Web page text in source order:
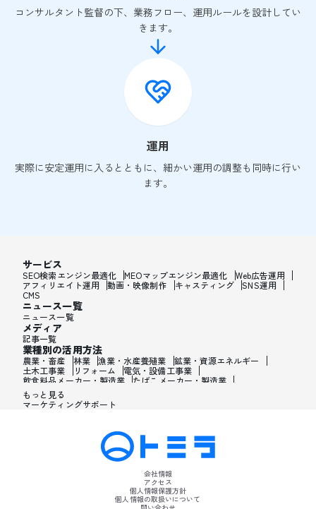
コンサルタント監督の下、業務フロー、運用ルールを設計してい
きます。
運用
実際に安定運用に入るとともに、細かい運用の調整も同時に行い
ます。
サービス
SEO検索エンジン最適化 MEOマップエンジン最適化
Web広告運用
アフィリエイト運用
動画・映像制作 キャスティング
SNS運用
CMS
ニュース一覧
ニュース一覧
メディア
記事一覧
業種別の活用方法
農業・畜産 林業 漁業・水産養殖業
鉱業・資源エネルギー
土木工事業
リフォーム
電気・設備工事業
飲食料品メーカー・製造業
たばこメーカー・製造業
飼料・ペットフードメーカー・製造業
木材・建材メーカー・製造業
家具・オフィス用品メーカー・製造業
印刷・製本・印刷加工メーカー・製造業
医薬品メーカー・製造業
化粧品メーカー・製造業
香水メーカー・製造業
シャンプー・リンスメーカー・製造業
ワックス・整髪料・薄毛薬メーカー・製造業
歯磨き粉・日焼け止め・髭剃り用化粧品メーカー・製造業
石油・ゴム・プラスチックメーカー・製造業
皮革製造・皮革品メーカー・製造業
ガラス・炭素・コンクリート・陶磁器メーカー・製造業
もっと見る
マーケティングサポート
会社情報
アクセス
個人情報保護方針
個人情報の取扱いについて